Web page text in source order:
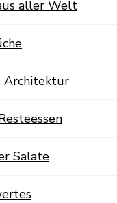
aller Welt
Architektur
Salate